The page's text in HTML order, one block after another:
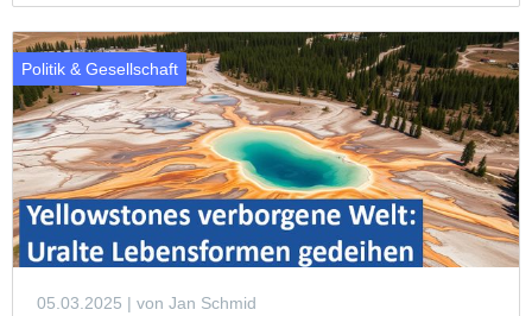
Politik & Gesellschaft
05.03.2025 | von Jan Schmid